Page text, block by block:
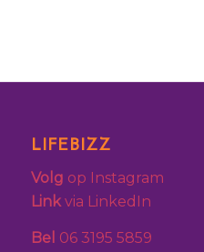
LIFEBIZZ
Volg op Instagram
Linkvia LinkedIn
Bel 06 3195 5859